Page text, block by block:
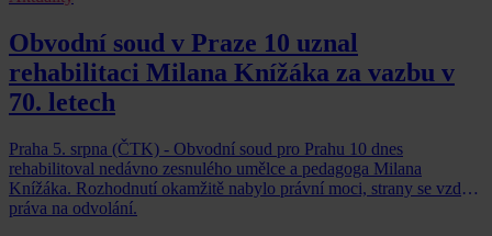
Obvodní soud v Praze 10 uznal
rehabilitaci Milana Knížáka za vazbu v
70. letech
Praha 5. srpna (ČTK) - Obvodní soud pro Prahu 10 dnes
rehabilitoval nedávno zesnulého umělce a pedagoga Milana
Knížáka. Rozhodnutí okamžitě nabylo právní moci, strany se vzdaly
práva na odvolání.